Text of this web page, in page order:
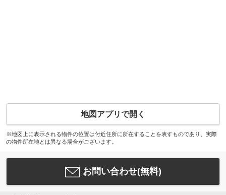
地図アプリで開く
※地図上に表示される物件の位置は付近住所に所在することを表すものであり、実際
の物件所在地とは異なる場合がございます。
お問い合わせ(無料)